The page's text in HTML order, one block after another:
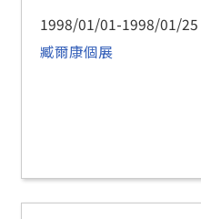
1998/01/01-1998/01/25
臧爾康個展